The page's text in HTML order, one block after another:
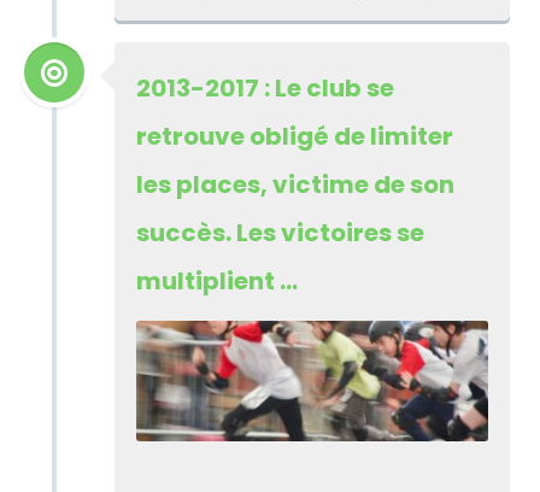
2013-2017 : Le club se
retrouve obligé de limiter
les places, victime de son
succès. Les victoires se
multiplient …